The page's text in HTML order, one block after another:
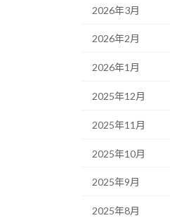
2026年3月
2026年2月
2026年1月
2025年12月
2025年11月
2025年10月
2025年9月
2025年8月